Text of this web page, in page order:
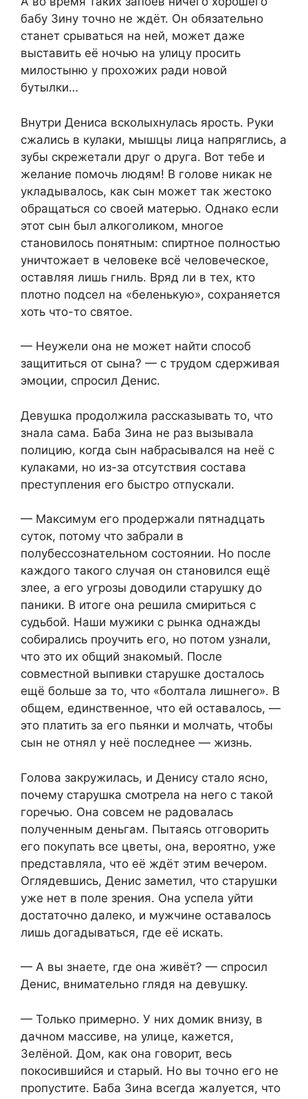
бабу Зину точно не ждёт. Он обязательно
станет срываться на ней, может даже
выставить её ночью на улицу просить
милостыню у прохожих ради новой
бутылки…
Внутри Дениса всколыхнулась ярость. Руки
сжались в кулаки, мышцы лица напряглись, а
зубы скрежетали друг о друга. Вот тебе и
желание помочь людям! В голове никак не
укладывалось, как сын может так жестоко
обращаться со своей матерью. Однако если
этот сын был алкоголиком, многое
становилось понятным: спиртное полностью
уничтожает в человеке всё человеческое,
оставляя лишь гниль. Вряд ли в тех, кто
плотно подсел на «беленькую», сохраняется
хоть что-то святое.
— Неужели она не может найти способ
защититься от сына? — с трудом сдерживая
эмоции, спросил Денис.
Девушка продолжила рассказывать то, что
знала сама. Баба Зина не раз вызывала
полицию, когда сын набрасывался на неё с
кулаками, но из-за отсутствия состава
преступления его быстро отпускали.
— Максимум его продержали пятнадцать
суток, потому что забрали в
полубессознательном состоянии. Но после
каждого такого случая он становился ещё
злее, а его угрозы доводили старушку до
паники. В итоге она решила смириться с
судьбой. Наши мужики с рынка однажды
собирались проучить его, но потом узнали,
что это их общий знакомый. После
совместной выпивки старушке досталось
ещё больше за то, что «болтала лишнего». В
общем, единственное, что ей оставалось, —
это платить за его пьянки и молчать, чтобы
сын не отнял у неё последнее — жизнь.
Голова закружилась, и Денису стало ясно,
почему старушка смотрела на него с такой
горечью. Она совсем не радовалась
полученным деньгам. Пытаясь отговорить
его покупать все цветы, она, вероятно, уже
представляла, что её ждёт этим вечером.
Оглядевшись, Денис заметил, что старушки
уже нет в поле зрения. Она успела уйти
достаточно далеко, и мужчине оставалось
лишь догадываться, где её искать.
— А вы знаете, где она живёт? — спросил
Денис, внимательно глядя на девушку.
— Только примерно. У них домик внизу, в
дачном массиве, на улице, кажется,
Зелёной. Дом, как она говорит, весь
покосившийся и старый. Но вы точно его не
пропустите. Баба Зина всегда жалуется, что